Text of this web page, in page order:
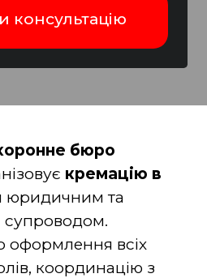
бюро
кремацію в
юридичним та
оформлення всіх
координацію з